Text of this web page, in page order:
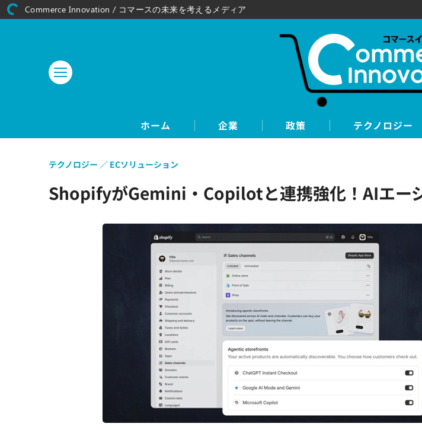
ホーム 企業 政策 テクノロジー
ShopifyがGemini・Copilotと連携強化！AIエー
テクノロジー ECソリューション
Commerce Innovation / コマースの未来を考えるメディア